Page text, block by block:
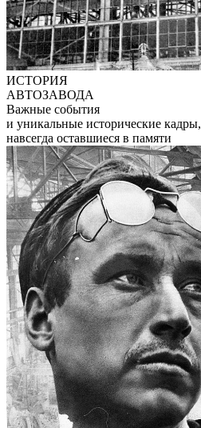
ИСТОРИЯ
АВТОЗАВОДА
Важные события
и уникальные исторические кадры,
навсегда оставшиеся в памяти